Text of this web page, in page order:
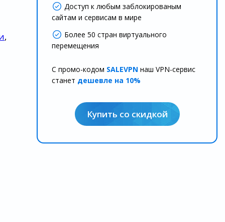
,
Доступ к любым заблокированым
сайтам и сервисам в мире
Более 50 стран виртуального
перемещения
С промо-кодом SALEVPN наш VPN-сервис
станет дешевле на 10%
Купить со скидкой